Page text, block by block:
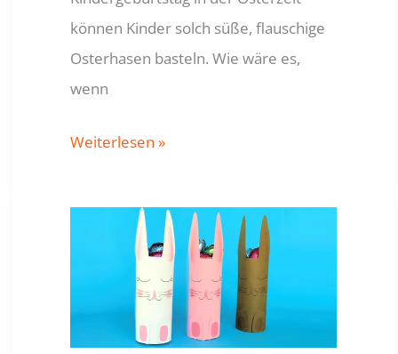
können Kinder solch süße, flauschige
Osterhasen basteln. Wie wäre es,
wenn
WOLL-
Weiterlesen »